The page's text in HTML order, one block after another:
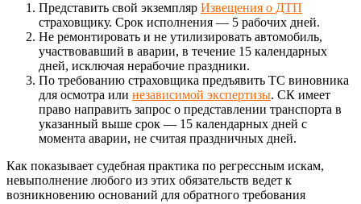
Представить свой экземпляр Извещения о ДТП
страховщику. Срок исполнения — 5 рабочих дней.
Не ремонтировать и не утилизировать автомобиль,
участвовавший в аварии, в течение 15 календарных
дней, исключая нерабочие праздники.
По требованию страховщика предъявить ТС виновника
для осмотра или независимой экспертизы. СК имеет
право направить запрос о представлении транспорта в
указанный выше срок — 15 календарных дней с
момента аварии, не считая праздничных дней.
Как показывает судебная практика по регрессным искам,
невыполнение любого из этих обязательств ведет к
возникновению оснований для обратного требования